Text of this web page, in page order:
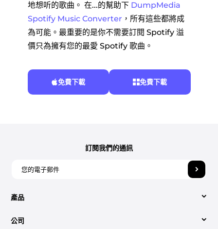
地想听的歌曲。 在...的幫助下 DumpMedia
Spotify Music Converter ，所有這些都將成
為可能。最重要的是你不需要訂閱 Spotify 溢
價只為擁有您的最愛 Spotify 歌曲。
免費下載 免費下載
產品
視頻轉換
公司
訂閱我們的通訊